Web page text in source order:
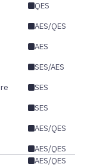
QES
AES/QES
AES
SES/AES
SES
SES
AES/QES
AES/QES
AES/QES